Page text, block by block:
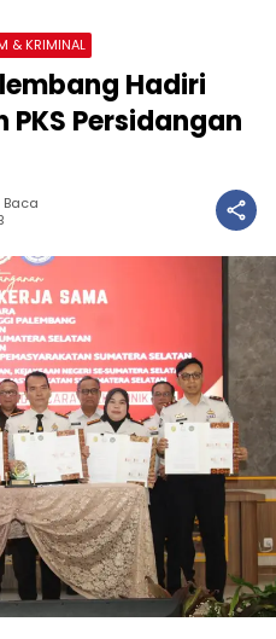
& KRIMINAL
Hadiri
Persidangan
Baca